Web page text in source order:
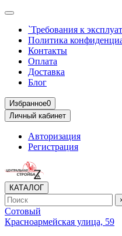
`Требования к
Политика
Контакты
Оплата
Доставка
Блог
Избранное0
Личный кабинет
Авторизация
Регистрация
КАТАЛОГ
Сотовый
Красноармейская улица, 59